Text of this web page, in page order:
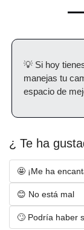
💡 Si hoy
manejas tu
espacio de
¿ Te ha
🤩 ¡Me ha
😊 No está mal
🙄 Podría haber